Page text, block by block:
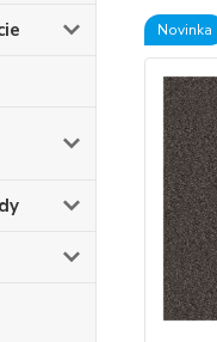
Novinka